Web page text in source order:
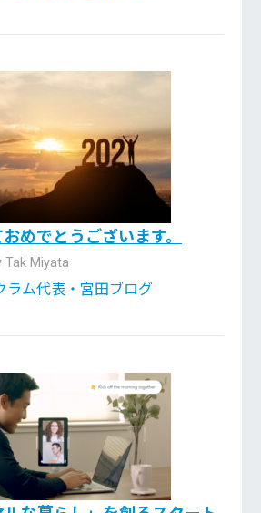
めでとうございます。
Tak Miyata
ラム代表・宮田ブログ